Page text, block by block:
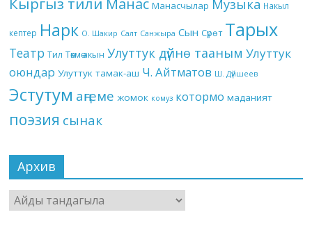
Манас Манасчылар Музыка Накыл
кептер Нарк О. Шакир Салт Санжыра Сын Сүрөт Тарых
Театр Тил Төкмө акын Улуттук дүйнө тааным Улуттук
оюндар Улуттук тамак-аш Ч. Айтматов Ш. Дүйшеев
Эстутум аңгеме жомок комуз котормо маданият
поэзия сынак
Архив
Архив